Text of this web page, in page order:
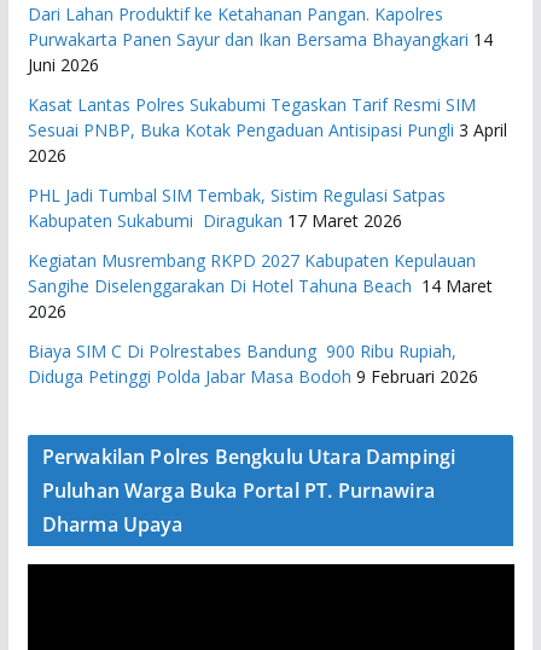
Dari Lahan Produktif ke Ketahanan Pangan. Kapolres
Purwakarta Panen Sayur dan Ikan Bersama Bhayangkari 14
Juni 2026
Kasat Lantas Polres Sukabumi Tegaskan Tarif Resmi SIM
Sesuai PNBP, Buka Kotak Pengaduan Antisipasi Pungli 3 April
2026
PHL Jadi Tumbal SIM Tembak, Sistim Regulasi Satpas
Kabupaten Sukabumi Diragukan 17 Maret 2026
Kegiatan Musrembang RKPD 2027 ​Kabupaten Kepulauan
Sangihe Diselenggarakan Di Hotel Tahuna Beach 14 Maret
2026
Biaya SIM C Di Polrestabes Bandung 900 Ribu Rupiah,
Diduga Petinggi Polda Jabar Masa Bodoh 9 Februari 2026
Perwakilan Polres Bengkulu Utara Dampingi
Puluhan Warga Buka Portal PT. Purnawira
Dharma Upaya